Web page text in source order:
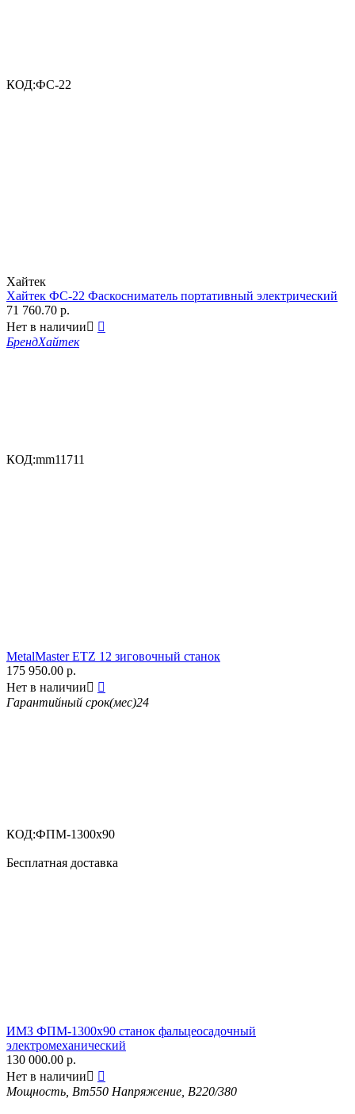
КОД:ФС-22
Хайтек
Хайтек ФС-22 Фаскосниматель портативный электрический
71 760.70 р.
Нет в наличии 
БрендХайтек
КОД:mm11711
MetalMaster ETZ 12 зиговочный станок
175 950.00 р.
Нет в наличии 
Гарантийный срок(мес)24
КОД:ФПМ-1300х90
Бесплатная доставка
ИМЗ ФПМ-1300х90 станок фальцеосадочный
электромеханический
130 000.00 р.
Нет в наличии 
Мощность, Вт550 Напряжение, В220/380